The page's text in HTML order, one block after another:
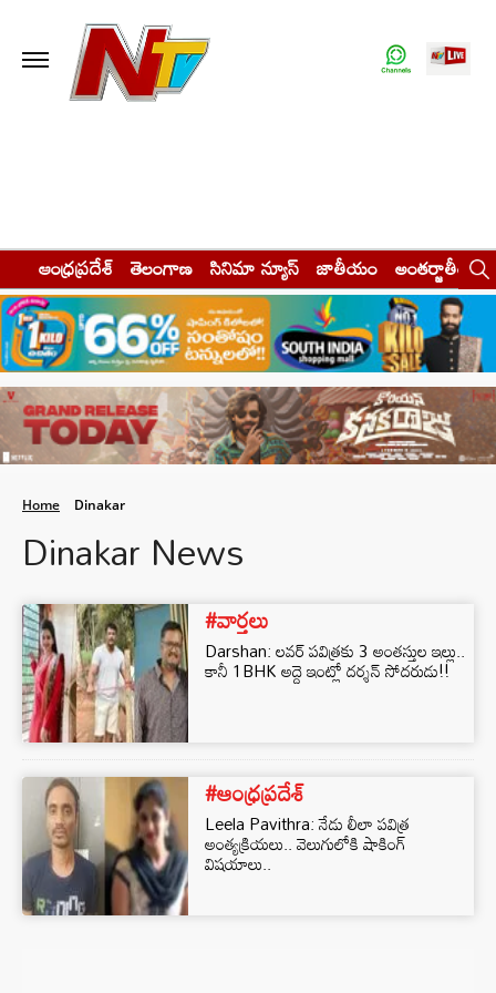
ఆంధ్రప్రదేశ్ తెలంగాణ సినిమా న్యూస్ జాతీయం అంతర్జాతీయం
Home Dinakar
Dinakar News
#వార్తలు
Darshan: లవర్ పవిత్రకు 3 అంతస్తుల ఇల్లు..
కానీ 1BHK అద్దె ఇంట్లో దర్శన్ సోదరుడు!!
#ఆంధ్రప్రదేశ్
Leela Pavithra: నేడు లీలా పవిత్ర
అంత్యక్రియలు.. వెలుగులోకి షాకింగ్‌
విషయాలు..